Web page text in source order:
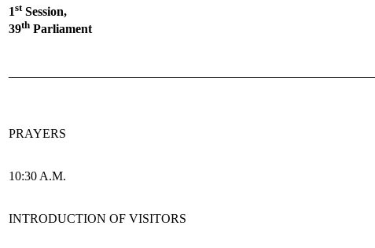
1stSession,
39th Parliament
PRAYERS
10:30 A.M.
INTRODUCTION OF VISITORS